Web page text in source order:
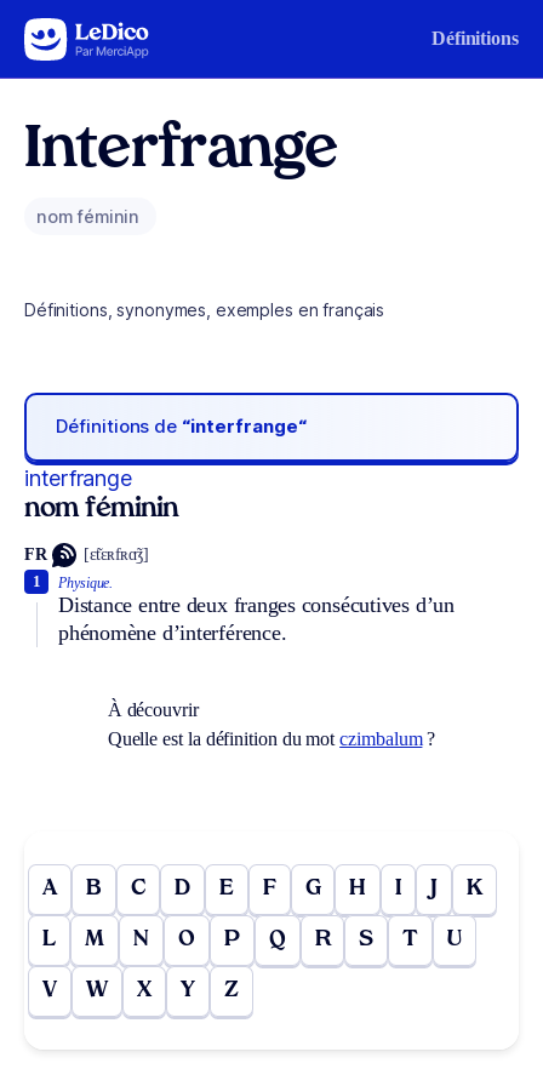
Aller au contenu Définitions
Interfrange
nom féminin
Définitions, synonymes, exemples en français
Définitions de “interfrange“
interfrange
nom féminin
FR [ɛ̃tɛʀfʀɑ̃ʒ]
Physique.
Distance entre deux franges consécutives d’un
phénomène d’interférence.
1
À découvrir
Quelle est la définition du motczimbalum?
A B C D E F G H I J K
L M N O P Q R S T U
V W X Y Z